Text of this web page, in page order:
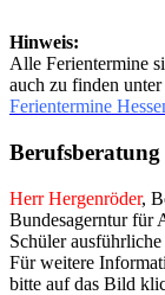
Hinweis:
Alle Ferientermine
auch zu finden unter
Ferientermine
Berufsberatung
Herr Hergenröder,
Bundesagerntur für
Schüler ausführliche
Für weitere
bitte auf das Bild